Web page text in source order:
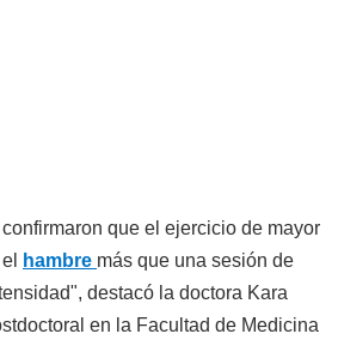
que el ejercicio de mayor
hambre más que una sesión de
destacó la doctora Kara
en la Facultad de Medicina